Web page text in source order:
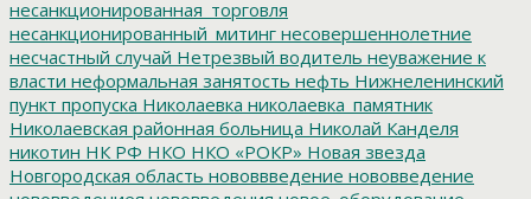
несанкционированная_торговля
несанкционированный_митинг несовершеннолетние
несчастный случай Нетрезвый водитель неуважение к
власти неформальная занятость нефть Нижнеленинский
пункт пропуска Николаевка николаевка_памятник
Николаевская районная больница Николай Канделя
никотин НК РФ НКО НКО «РОКР» Новая звезда
Новгородская область нововвведение нововведение